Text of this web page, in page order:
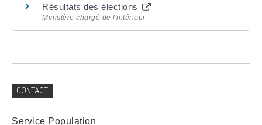
Résultats des élections
Ministère chargé de l'intérieur
CONTACT
Service Population